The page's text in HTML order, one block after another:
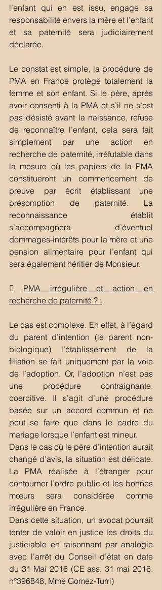
l’enfant qui en est issu, engage sa
responsabilité envers la mère et l’enfant
et sa paternité sera judiciairement
déclarée.
Le constat est simple, la procédure de
PMA en France protège totalement la
femme et son enfant. Si le père, après
avoir consenti à la PMA et s’il ne s’est
pas désisté avant la naissance, refuse
de reconnaître l’enfant, cela sera fait
simplement par une action en
recherche de paternité, irréfutable dans
la mesure où les papiers de la PMA
constitueront un commencement de
preuve par écrit établissant une
présomption de paternité. La
reconnaissance établit
s’accompagnera d’éventuel
dommages-intérêts pour la mère et une
pension alimentaire pour l’enfant qui
sera également héritier de Monsieur.
 PMA irrégulière et action en
recherche de paternité ? :
Le cas est complexe. En effet, à l’égard
du parent d’intention (le parent non-
biologique) l’établissement de la
filiation se fait uniquement par la voie
de l’adoption. Or, l’adoption n’est pas
une procédure contraignante,
coercitive. Il s’agit d’une procédure
basée sur un accord commun et ne
peut se faire que dans le cadre du
mariage lorsque l’enfant est mineur.
Dans le cas où le père d’intention aurait
changé d’avis, la situation est délicate.
La PMA réalisée à l’étranger pour
contourner l’ordre public et les bonnes
mœurs sera considérée comme
irrégulière en France.
Dans cette situation, un avocat pourrait
tenter de valoir en justice les droits du
justiciable en raisonnant par analogie
avec l’arrêt du Conseil d’état en date
du 31 Mai 2016 (CE ass. 31 mai 2016,
n°396848, Mme Gomez-Turri)